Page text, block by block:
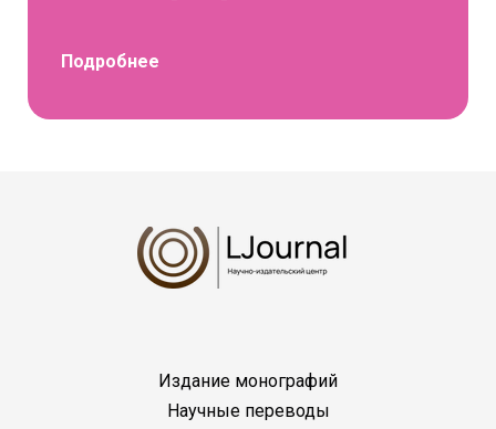
Подробнее
Издание монографий
Научные переводы